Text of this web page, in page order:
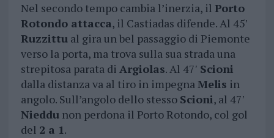
Nel secondo tempo cambia l’inerzia, il Porto
Rotondo attacca, il Castiadas difende. Al 45′
Ruzzittual gira un bel passaggio di Piemonte
verso la porta, ma trova sulla sua strada una
strepitosa parata di Argiolas. Al 47′ Scioni
dalla distanza va al tiro in impegnaMelis in
angolo. Sull’angolo dello stesso Scioni, al 47′
Nieddunon perdona il Porto Rotondo, col gol
del 2 a 1.